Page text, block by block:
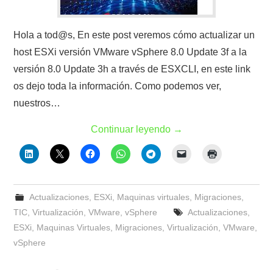
Hola a tod@s, En este post veremos cómo actualizar un
host ESXi versión VMware vSphere 8.0 Update 3f a la
versión 8.0 Update 3h a través de ESXCLI, en este link
os dejo toda la información. Como podemos ver,
nuestros…
Continuar leyendo →
Actualizaciones, ESXi Maquinas virtuales, Migraciones,
TIC ,Virtualización ,VMware ,vSphere Actualizaciones,
ESXi
Maquinas Virtuales Migraciones ,Virtualización ,VMware
vSphere